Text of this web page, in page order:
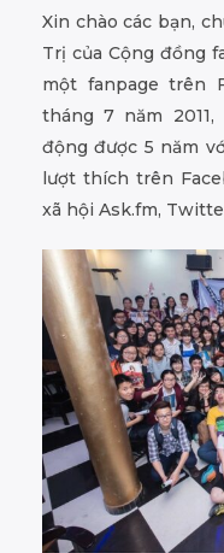
Xin chào các bạn,
Trị của Cộng đồng
một fanpage trên
tháng 7 năm
động được 5 năm
lượt thích trên
xã hội Ask.fm,